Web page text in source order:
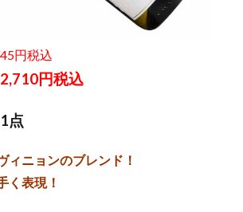
円税込
円税込
点
ィニョンのブレンド！
く表現！